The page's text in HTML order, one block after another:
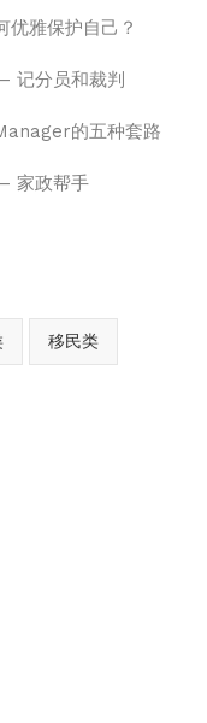
雅保护自己？
记分员和裁判
的五种套路
家政帮手
移民类